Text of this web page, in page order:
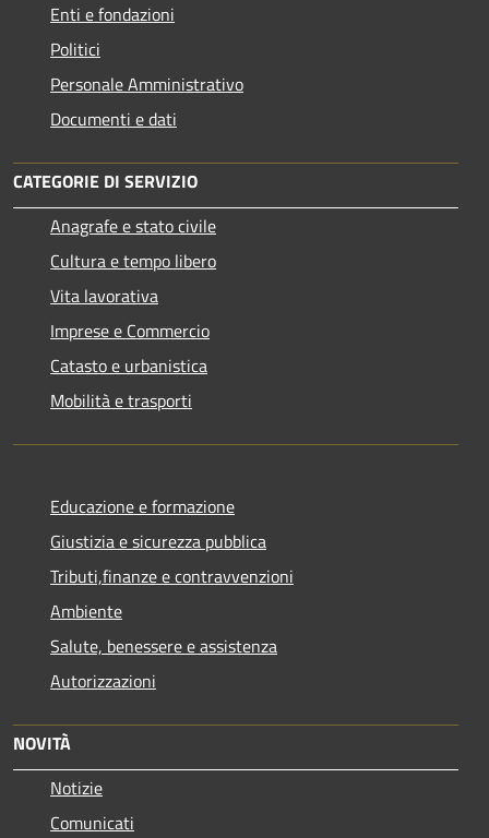
Enti e fondazioni
Politici
Personale Amministrativo
Documenti e dati
CATEGORIE DI SERVIZIO
Anagrafe e stato civile
Cultura e tempo libero
Vita lavorativa
Imprese e Commercio
Catasto e urbanistica
Mobilità e trasporti
Educazione e formazione
Giustizia e sicurezza pubblica
Tributi,finanze e contravvenzioni
Ambiente
Salute, benessere e assistenza
Autorizzazioni
NOVITÀ
Notizie
Comunicati